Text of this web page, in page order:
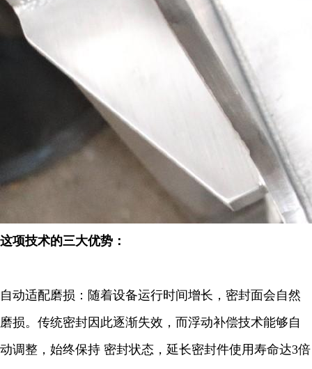
这项技术的三大优势：
自动适配磨损：随着设备运行时间增长，密封面会自然
磨损。传统密封因此逐渐失效，而浮动补偿技术能够自
动调整，始终保持 密封状态，延长密封件使用寿命达3倍